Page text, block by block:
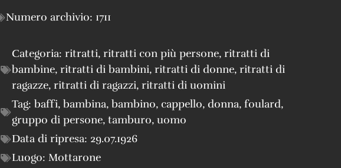
Numero archivio: 1711
Categoria: ritratti, ritratti con più persone, ritratti di
bambine, ritratti di bambini, ritratti di donne, ritratti di
ragazze, ritratti di ragazzi, ritratti di uomini
Tag: baffi, bambina, bambino, cappello, donna, foulard,
gruppo di persone, tamburo, uomo
Data di ripresa: 29.07.1926
Luogo: Mottarone